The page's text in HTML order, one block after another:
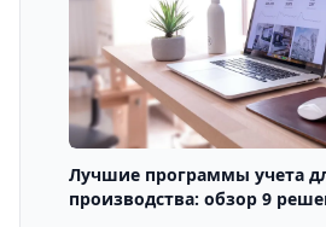
Лучшие программы учета
производства: обзор 9